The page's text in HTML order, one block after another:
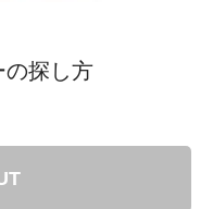
の探し方